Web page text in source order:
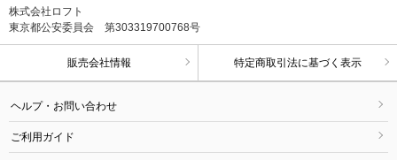
株式会社ロフト
東京都公安委員会 第303319700768号
販売会社情報 特定商取引法に基づく表示
ヘルプ・お問い合わせ
ご利用ガイド